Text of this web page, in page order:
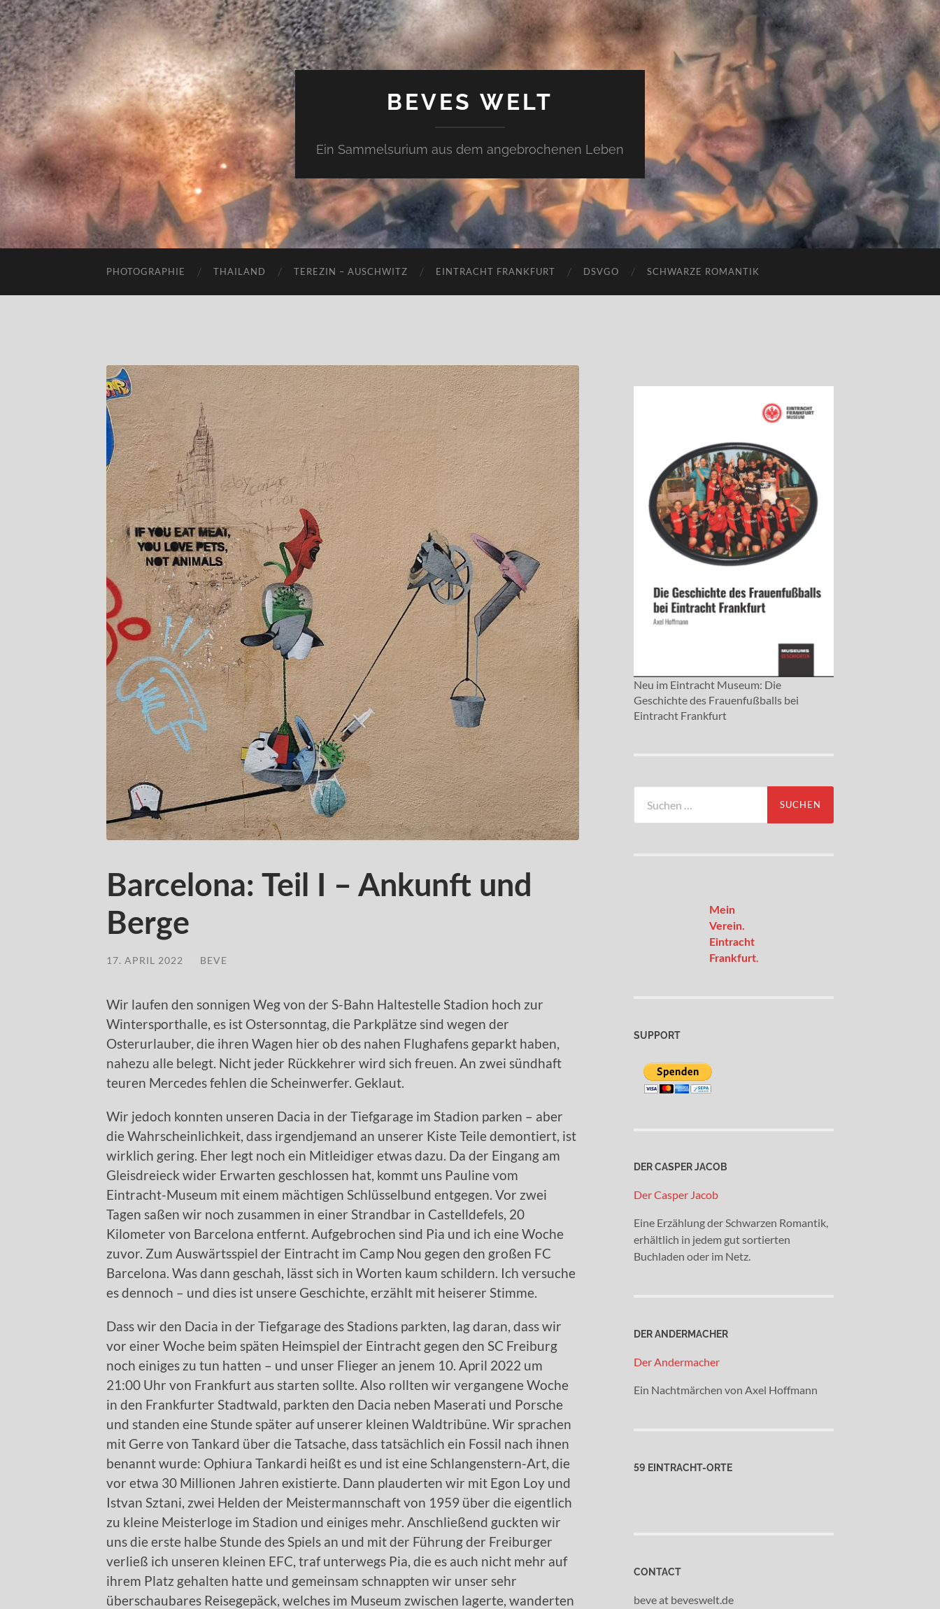
BEVES WELT
Ein Sammelsurium aus dem angebrochenen Leben
PHOTOGRAPHIE THAILAND TEREZIN – AUSCHWITZ EINTRACHT FRANKFURT DSVGO SCHWARZE ROMANTIK
Barcelona: Teil I – Ankunft und
Berge
17. APRIL 2022 BEVE
Wir laufen den sonnigen Weg von der S-Bahn Haltestelle Stadion hoch zur
Wintersporthalle, es ist Ostersonntag, die Parkplätze sind wegen der
Osterurlauber, die ihren Wagen hier ob des nahen Flughafens geparkt haben,
nahezu alle belegt. Nicht jeder Rückkehrer wird sich freuen. An zwei sündhaft
teuren Mercedes fehlen die Scheinwerfer. Geklaut.
Wir jedoch konnten unseren Dacia in der Tiefgarage im Stadion parken – aber
die Wahrscheinlichkeit, dass irgendjemand an unserer Kiste Teile demontiert, ist
wirklich gering. Eher legt noch ein Mitleidiger etwas dazu. Da der Eingang am
Gleisdreieck wider Erwarten geschlossen hat, kommt uns Pauline vom
Eintracht-Museum mit einem mächtigen Schlüsselbund entgegen. Vor zwei
Tagen saßen wir noch zusammen in einer Strandbar in Castelldefels, 20
Kilometer von Barcelona entfernt. Aufgebrochen sind Pia und ich eine Woche
zuvor. Zum Auswärtsspiel der Eintracht im Camp Nou gegen den großen FC
Barcelona. Was dann geschah, lässt sich in Worten kaum schildern. Ich versuche
es dennoch – und dies ist unsere Geschichte, erzählt mit heiserer Stimme.
Dass wir den Dacia in der Tiefgarage des Stadions parkten, lag daran, dass wir
vor einer Woche beim späten Heimspiel der Eintracht gegen den SC Freiburg
noch einiges zu tun hatten – und unser Flieger an jenem 10. April 2022 um
21:00 Uhr von Frankfurt aus starten sollte. Also rollten wir vergangene Woche
in den Frankfurter Stadtwald, parkten den Dacia neben Maserati und Porsche
und standen eine Stunde später auf unserer kleinen Waldtribüne. Wir sprachen
mit Gerre von Tankard über die Tatsache, dass tatsächlich ein Fossil nach ihnen
benannt wurde: Ophiura Tankardi heißt es und ist eine Schlangenstern-Art, die
vor etwa 30 Millionen Jahren existierte. Dann plauderten wir mit Egon Loy und
Istvan Sztani, zwei Helden der Meistermannschaft von 1959 über die eigentlich
zu kleine Meisterloge im Stadion und einiges mehr. Anschließend guckten wir
uns die erste halbe Stunde des Spiels an und mit der Führung der Freiburger
verließ ich unseren kleinen EFC, traf unterwegs Pia, die es auch nicht mehr auf
ihrem Platz gehalten hatte und gemeinsam schnappten wir unser sehr
überschaubares Reisegepäck, welches im Museum zwischen lagerte, wanderten
Neu im Eintracht Museum: Die
Geschichte des Frauenfußballs bei
Eintracht Frankfurt
nach:
Mein
Verein.
Eintracht
Frankfurt.
SUPPORT
DER CASPER JACOB
Der Casper Jacob
Eine Erzählung der Schwarzen Romantik,
erhältlich in jedem gut sortierten
Buchladen oder im Netz.
DER ANDERMACHER
Der Andermacher
Ein Nachtmärchen von Axel Hoffmann
59 EINTRACHT-ORTE
CONTACT
beve at beveswelt.de